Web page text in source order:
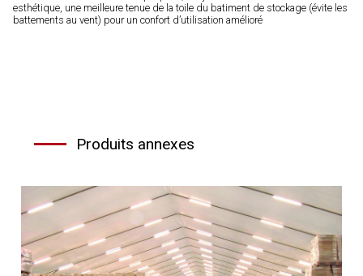
esthétique, une meilleure tenue de la toile du batiment de stockage (évite les
battements au vent) pour un confort d’utilisation amélioré
Produits annexes